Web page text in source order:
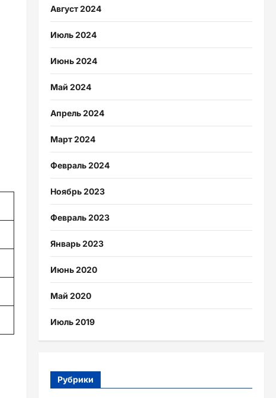
Август 2024
Июль 2024
Июнь 2024
Май 2024
Апрель 2024
Март 2024
Февраль 2024
Ноябрь 2023
Февраль 2023
Январь 2023
Июнь 2020
Май 2020
Июль 2019
Рубрики